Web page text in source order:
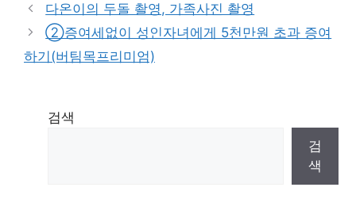
다온이의 두돌 촬영, 가족사진 촬영
②증여세없이 성인자녀에게 5천만원 초과 증여
하기(버팀목프리미엄)
검색
검
색